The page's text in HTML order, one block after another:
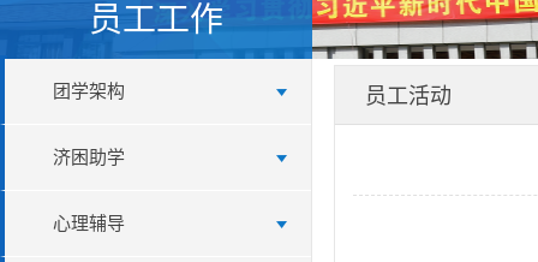
员工工作
团学架构
济困助学
心理辅导
员工活动